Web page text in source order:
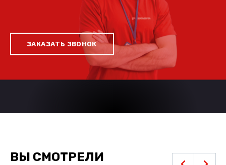
ЗАКАЗАТЬ ЗВОНОК
ВЫ СМОТРЕЛИ